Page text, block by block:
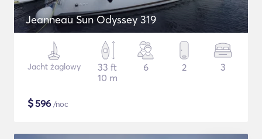
Jeanneau Sun Odyssey 319
Jacht żaglowy
33 ft
10 m
6 2 3
$596 /noc